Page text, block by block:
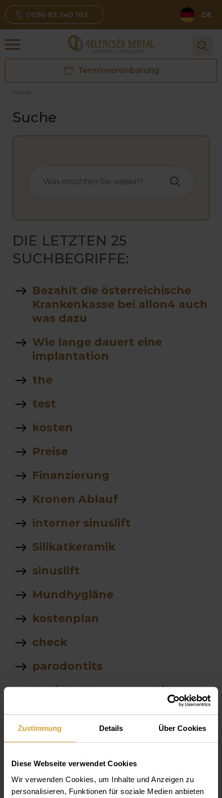
Zustimmung Details Über Cookies
Diese Webseite verwendet Cookies
Wir verwenden Cookies, um Inhalte und Anzeigen zu
personalisieren, Funktionen für soziale Medien anbieten
0036 83 340 183 DE
Terminvereinbarung
Home ›
Suche
DIE LETZTEN 25
SUCHBEGRIFFE:
Bezahlt die österreichische
Krankenkasse bei allon4 auch
was dazu
Wie lange dauert eine
implantation
the
test
kosten
Preise
Finanzierung
Kronen Ablauf
interner sinuslift
Silikatkeramik
sinuslift
Mundhygiäne
kostenplan
check
parodontits
Implatgetragene prothese
Bis wohin fährt das zahntaxi
implantate
Prättau zirkon
all on 4 vollbrücke prettau